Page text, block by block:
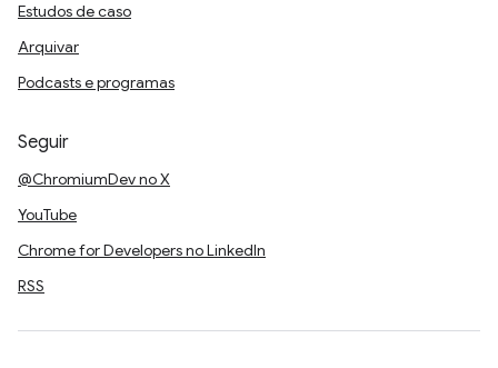
Estudos de caso
Arquivar
Podcasts e programas
Seguir
@ChromiumDev no X
YouTube
Chrome for Developers no LinkedIn
RSS